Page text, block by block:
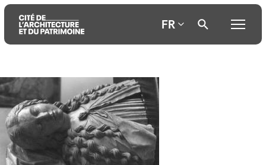
Aller
au
contenu
principal
Aller
au
menu
principal
Aller
à
la
recherche
FR